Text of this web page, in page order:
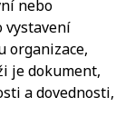
nebo
vystavení
organizace,
je dokument,
a dovednosti,